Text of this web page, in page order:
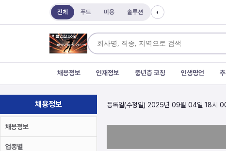
전체 푸드 미용 솔루션 ◐
채용정보 인재정보 중년층 코칭 인생명언
채용정보
채용정보
업종별
등록일(수정일) 2025년 09월 04일 18시